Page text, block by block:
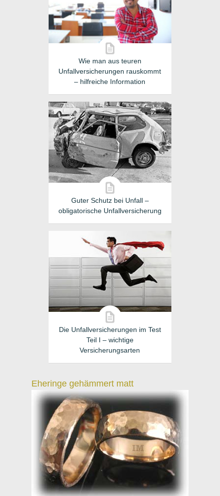
Wie man aus teuren
Unfallversicherungen rauskommt
– hilfreiche Information
Guter Schutz bei Unfall –
obligatorische Unfallversicherung
Die Unfallversicherungen im Test
Teil I – wichtige
Versicherungsarten
Eheringe gehämmert matt